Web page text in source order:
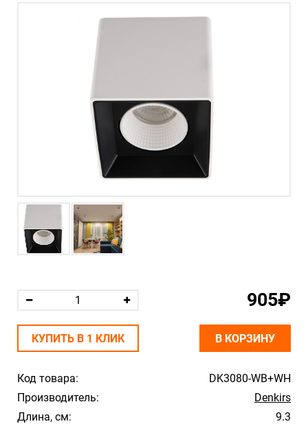
Код товара:
DK3080-WB+WH
Производитель:
Denkirs
Длина, см:
9.3
905₽
КУПИТЬ В 1 КЛИК В КОРЗИНУ